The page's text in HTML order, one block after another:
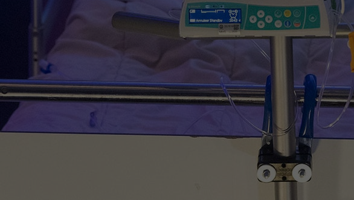
Het Wilhelmina
Kinderziekenhuis
Bezoektijden
Wijzigen patiëntgegevens